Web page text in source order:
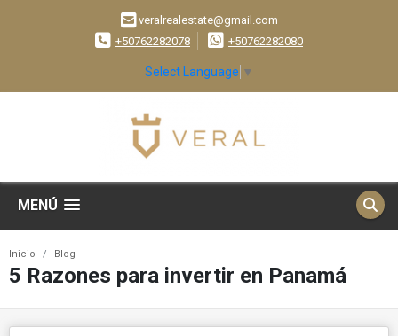
veralrealestate@gmail.com
+50762282078
+50762282080
Select Language ▼
MENÚ
Inicio Blog
5 Razones para invertir en Panamá